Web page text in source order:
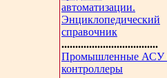
автоматизации.
Энциклопедический
справочник
...................................
Промышленные АСУ
контроллеры